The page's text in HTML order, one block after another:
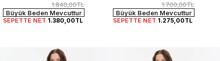
1.840,00TL
Büyük Beden Mevcuttur
SEPETTE NET 1.380,00TL
1.700,00TL
Büyük Beden Mevcuttur
SEPETTE NET 1.275,00TL